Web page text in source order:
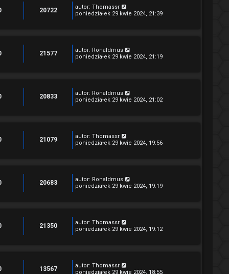
20722 autor: Thomassr
poniedziałek 29 kwie 2024, 21:39
21577 autor: Ronaldmus
poniedziałek 29 kwie 2024, 21:19
20833 autor: Ronaldmus
poniedziałek 29 kwie 2024, 21:02
21079 autor: Thomassr
poniedziałek 29 kwie 2024, 19:56
20683 autor: Ronaldmus
poniedziałek 29 kwie 2024, 19:19
21350 autor: Thomassr
poniedziałek 29 kwie 2024, 19:12
13567 autor: Thomassr
poniedziałek 29 kwie 2024, 18:55